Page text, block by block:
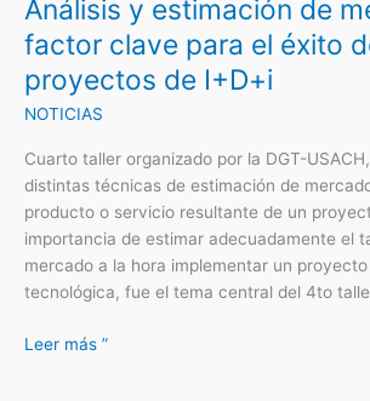
Análisis y estimación de
factor clave para el éxito
proyectos de I+D+i
NOTICIAS
Cuarto taller organizado por la DGT-
distintas técnicas de estimación de
producto o servicio resultante de un
importancia de estimar adecuadamente el
mercado a la hora implementar un
tecnológica, fue el tema central del 4to
clave
para
el
éxito
de
de
I+D+i
Leer más ”